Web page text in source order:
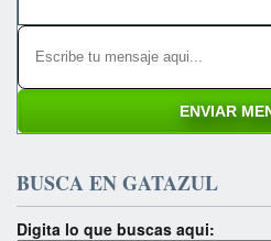
BUSCA EN GATAZUL
Digita lo que buscas aqui: